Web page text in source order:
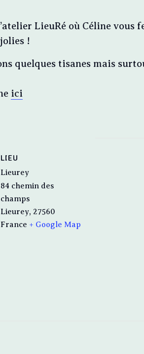
LieuRé où Céline
!
quelques tisanes mais
ici
LIEU
Lieurey
84 chemin des
champs
Lieurey, 27560
France + Google Map